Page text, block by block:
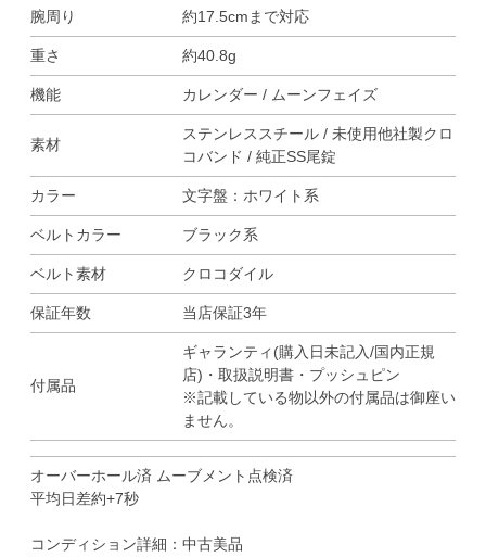
腕周り 約17.5cmまで対応
重さ 約40.8g
機能 カレンダー / ムーンフェイズ
素材
ステンレススチール / 未使用他社製クロ
コバンド / 純正SS尾錠
カラー 文字盤：ホワイト系
ベルトカラー ブラック系
ベルト素材 クロコダイル
保証年数 当店保証3年
付属品
ギャランティ(購入日未記入/国内正規
店)・取扱説明書・プッシュピン
※記載している物以外の付属品は御座い
ません。
オーバーホール済 ムーブメント点検済
平均日差約+7秒
コンディション詳細：中古美品